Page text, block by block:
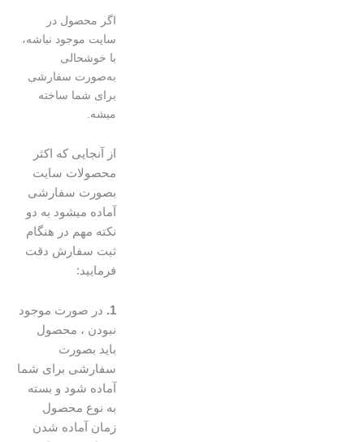
اگر محصول در
سایت موجود نباشه،
با خوشحالی
به‌صورت سفارشی
برای شما ساخته
میشه.
از آنجایی که اکثر
محصولات سایت
بصورت سفارشی
آماده میشود به دو
نکته مهم در هنگام
ثبت سفارش دقت
فرمایید:
در صورت موجود
نبودن ، محصول
باید بصورت
سفارشی برای شما
آماده شود و بسته
به نوع محصول
زمان آماده شدن